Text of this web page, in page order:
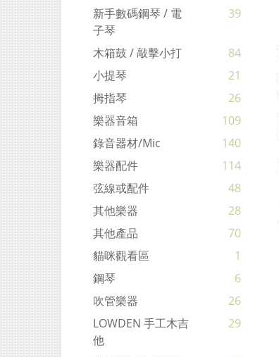
新手數碼鋼琴 / 電
子琴
39
木箱鼓 / 敲擊小打
84
小提琴
21
拇指琴
26
樂器音箱
109
錄音器材/mic
140
樂器配件
114
弦線或配件
48
其他樂器
28
其他產品
70
貓咪觀看區
1
鋼琴
6
吹管樂器
26
LOWDEN 手工木吉
他
29